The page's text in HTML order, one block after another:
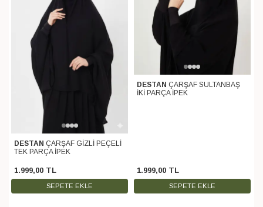
DESTAN ÇARŞAF GİZLİ PEÇELİ
TEK PARÇA İPEK
1.999,00 TL
SEPETE EKLE
DESTAN ÇARŞAF SULTANBAŞ
İKİ PARÇA İPEK
1.999,00 TL
SEPETE EKLE